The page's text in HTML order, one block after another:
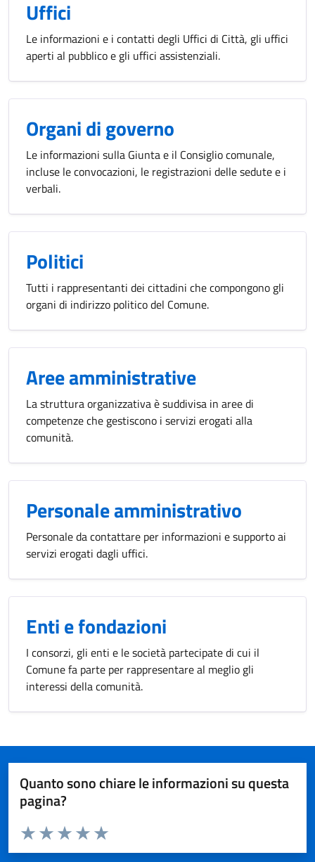
Uffici
Le informazioni e i contatti degli Uffici di Città, gli uffici
aperti al pubblico e gli uffici assistenziali.
Organi di governo
Le informazioni sulla Giunta e il Consiglio comunale,
incluse le convocazioni, le registrazioni delle sedute e i
verbali.
Politici
Tutti i rappresentanti dei cittadini che compongono gli
organi di indirizzo politico del Comune.
Aree amministrative
La struttura organizzativa è suddivisa in aree di
competenze che gestiscono i servizi erogati alla
comunità.
Personale amministrativo
Personale da contattare per informazioni e supporto ai
servizi erogati dagli uffici.
Enti e fondazioni
I consorzi, gli enti e le società partecipate di cui il
Comune fa parte per rappresentare al meglio gli
interessi della comunità.
Quanto sono chiare le informazioni su questa
pagina?
Valuta da 1 a 5 stelle la pagina
Valuta 5 stelle su 5
Valuta 4 stelle su 5
Valuta 3 stelle su 5
Valuta 2 stelle su 5
Valuta 1 stelle su 5